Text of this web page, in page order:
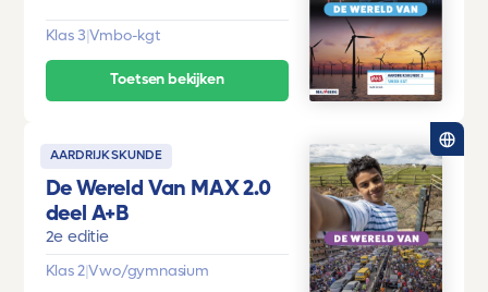
Klas 3 |Vmbo-kgt
Toetsen bekijken
AARDRIJKSKUNDE
De Wereld Van MAX 2.0
deel A+B
2e editie
Klas 2|Vwo/gymnasium